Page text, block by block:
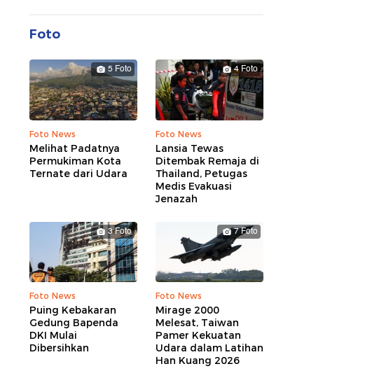
Foto
5 Foto
Foto News
Melihat Padatnya
Permukiman Kota
Ternate dari Udara
4 Foto
Foto News
Lansia Tewas
Ditembak Remaja di
Thailand, Petugas
Medis Evakuasi
Jenazah
3 Foto
Foto News
Puing Kebakaran
Gedung Bapenda
DKI Mulai
Dibersihkan
7 Foto
Foto News
Mirage 2000
Melesat, Taiwan
Pamer Kekuatan
Udara dalam Latihan
Han Kuang 2026